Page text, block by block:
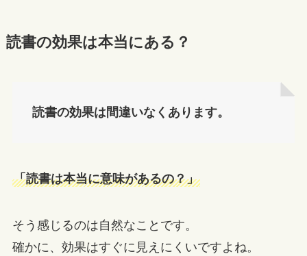
読書の効果は本当にある？
読書の効果は間違いなくあります。
「読書は本当に意味があるの？」
そう感じるのは自然なことです。
確かに、効果はすぐに見えにくいですよね。